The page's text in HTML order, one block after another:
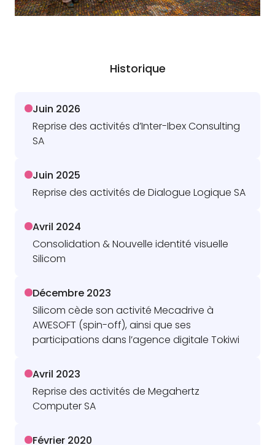
Historique
Juin 2026
Reprise des activités d’Inter-Ibex Consulting
SA
Juin 2025
Reprise des activités de Dialogue Logique SA
Avril 2024
Consolidation & Nouvelle identité visuelle
Silicom
Décembre 2023
Silicom cède son activité Mecadrive à
AWESOFT (spin-off), ainsi que ses
participations dans l’agence digitale Tokiwi
Avril 2023
Reprise des activités de Megahertz
Computer SA
Février 2020